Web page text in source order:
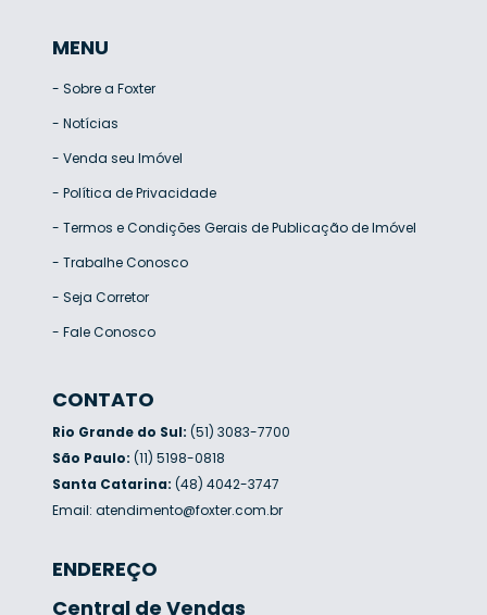
MENU
- Sobre a Foxter
- Notícias
- Venda seu Imóvel
- Política de Privacidade
- Termos e Condições Gerais de Publicação de Imóvel
- Trabalhe Conosco
- Seja Corretor
- Fale Conosco
CONTATO
Rio Grande do Sul: (51) 3083-7700
São Paulo: (11) 5198-0818
Santa Catarina: (48) 4042-3747
Email: atendimento@foxter.com.br
ENDEREÇO
Central de Vendas